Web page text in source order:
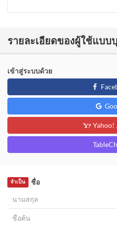
รายละเอียดของผู้ใช้แบบ
เข้าสู่ระบบด้วย
Yahoo!
ชื่อ
จำเป็น